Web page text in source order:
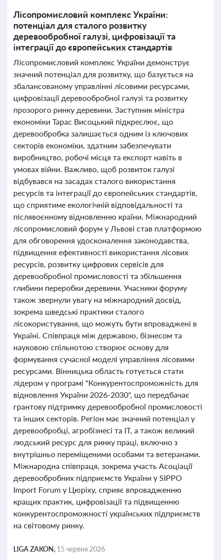
Лісопромисловий комплекс України:
потенціал для сталого розвитку
деревообробної галузі, цифровізації та
інтеграції до європейських стандартів
Лісопромисловий комплекс України демонструє
значний потенціал для розвитку, що базується на
збалансованому управлінні лісовими ресурсами,
цифровізації деревообробної галузі та розвитку
прозорого ринку деревини. Заступник міністра
економіки Тарас Висоцький підкреслює, що
деревообробка залишається одним із ключових
секторів економіки, здатним забезпечувати
виробництво, робочі місця та експорт навіть в
умовах війни. Важливо, щоб розвиток галузі
відбувався на засадах сталого використання
ресурсів та інтеграції до європейських стандартів,
що сприятиме екологічній відповідальності та
післявоєнному відновленню країни. Міжнародний
лісопромисловий форум у Львові став платформою
для обговорення удосконалення законодавства,
підвищення ефективності використання лісових
ресурсів, розвитку цифрових сервісів для
деревообробної промисловості та збільшення
глибини переробки деревини. Учасники форуму
також звернули увагу на міжнародний досвід,
зокрема шведські практики сталого
лісокористування, що можуть бути впроваджені в
Україні. Співпраця між державою, бізнесом та
науковою спільнотою створює основу для
формування сучасної моделі управління лісовими
ресурсами. Вінницька область готується стати
лідером у програмі "Конкурентоспроможність для
відновлення України 2026-2030", що передбачає
грантову підтримку деревообробної промисловості
та інших секторів. Регіон має значний потенціал у
деревообробці, агробізнесі та ІТ, а також великий
людський ресурс для ринку праці, включно з
внутрішньо переміщеними особами та ветеранами.
Міжнародна співпраця, зокрема участь Асоціації
деревообробних підприємств України у SIPPO
Import Forum у Цюріху, сприяє впровадженню
кращих практик, цифровізації та підвищенню
конкурентоспроможності українських підприємств
на світовому ринку.
LIGA ZAKON, 15 червня 2026